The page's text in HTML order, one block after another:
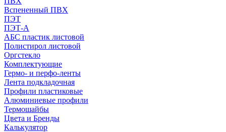
Вспененный ПВХ
ПЭТ
ПЭТ-А
АБС пластик листовой
Полистирол листовой
Оргстекло
Комплектующие
Гермо- и перфо-ленты
Лента подкладочная
Профили пластиковые
Алюминиевые профили
Термошайбы
Цвета и Бренды
Калькулятор